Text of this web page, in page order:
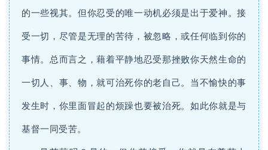
的一些视其。但你忍受的唯一动机必须是出于爱神。接
受一切，尽管是无理的苦待，被忽略，或任何临到你的
事情。总而言之，藉着平静地忍受那挫败你天然生命的
一切人、事、物，就可治死你的老自己。当不愉快的事
发生时，你里面冒起的烦躁也要被治死。如此你就是与
基督一同受苦。